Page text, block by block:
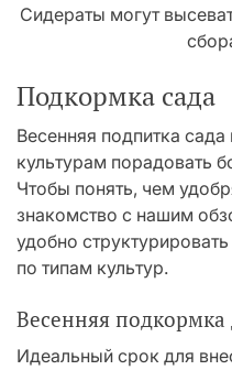
Сидераты могут
Подкормка сада
Весенняя подпитка
культурам порадовать
Чтобы понять, чем
знакомство с нашим
удобно
по типам культур.
Весенняя подкормка
Идеальный срок для